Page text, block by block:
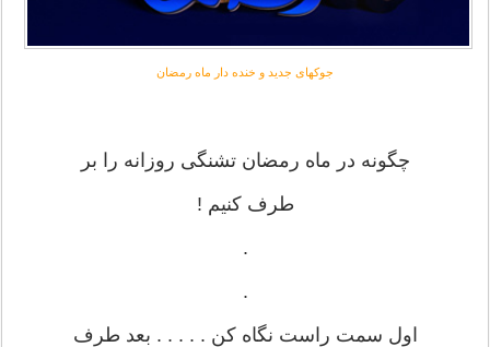
جوکهای جدید و خنده دار ماه رمضان
ﭼﮕﻮﻧﻪ ﺩﺭ ﻣﺎﻩ ﺭﻣﻀﺎﻥ ﺗﺸﻨﮕﯽ ﺭﻭﺯﺍﻧﻪ ﺭﺍ ﺑﺮ
ﻃﺮﻑ ﮐﻨﯿﻢ !
.
.
ﺍﻭﻝ ﺳﻤﺖ ﺭﺍﺳﺖ ﻧﮕﺎﻩ ﮐﻦ . . . . . ﺑﻌﺪ ﻃﺮﻑ